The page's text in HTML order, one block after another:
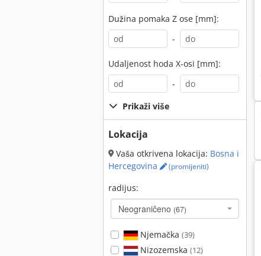
Dužina pomaka Z ose [mm]:
-
Udaljenost hoda X-osi [mm]:
-
Prikaži više
Lokacija
Vaša otkrivena lokacija: Bosna i
Hercegovina
(promijeniti)
radijus:
Neograničeno (67)
Njemačka (39)
Nizozemska (12)
Schaublin